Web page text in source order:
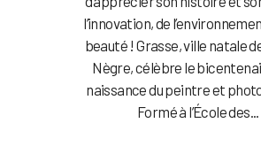
l’innovation, de
beauté ! Grasse, ville natale
Nègre, célèbre le
naissance du peintre et
Formé à l’École des...